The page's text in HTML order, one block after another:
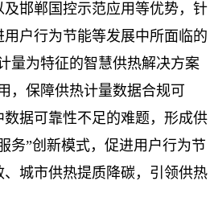
邯郸国控示范应用等优势，针
户行为节能等发展中所面临的
量为特征的智慧供热解决方案
，保障供热计量数据合规可
据可靠性不足的难题，形成供
务”创新模式，促进用户行为节
城市供热提质降碳，引领供热